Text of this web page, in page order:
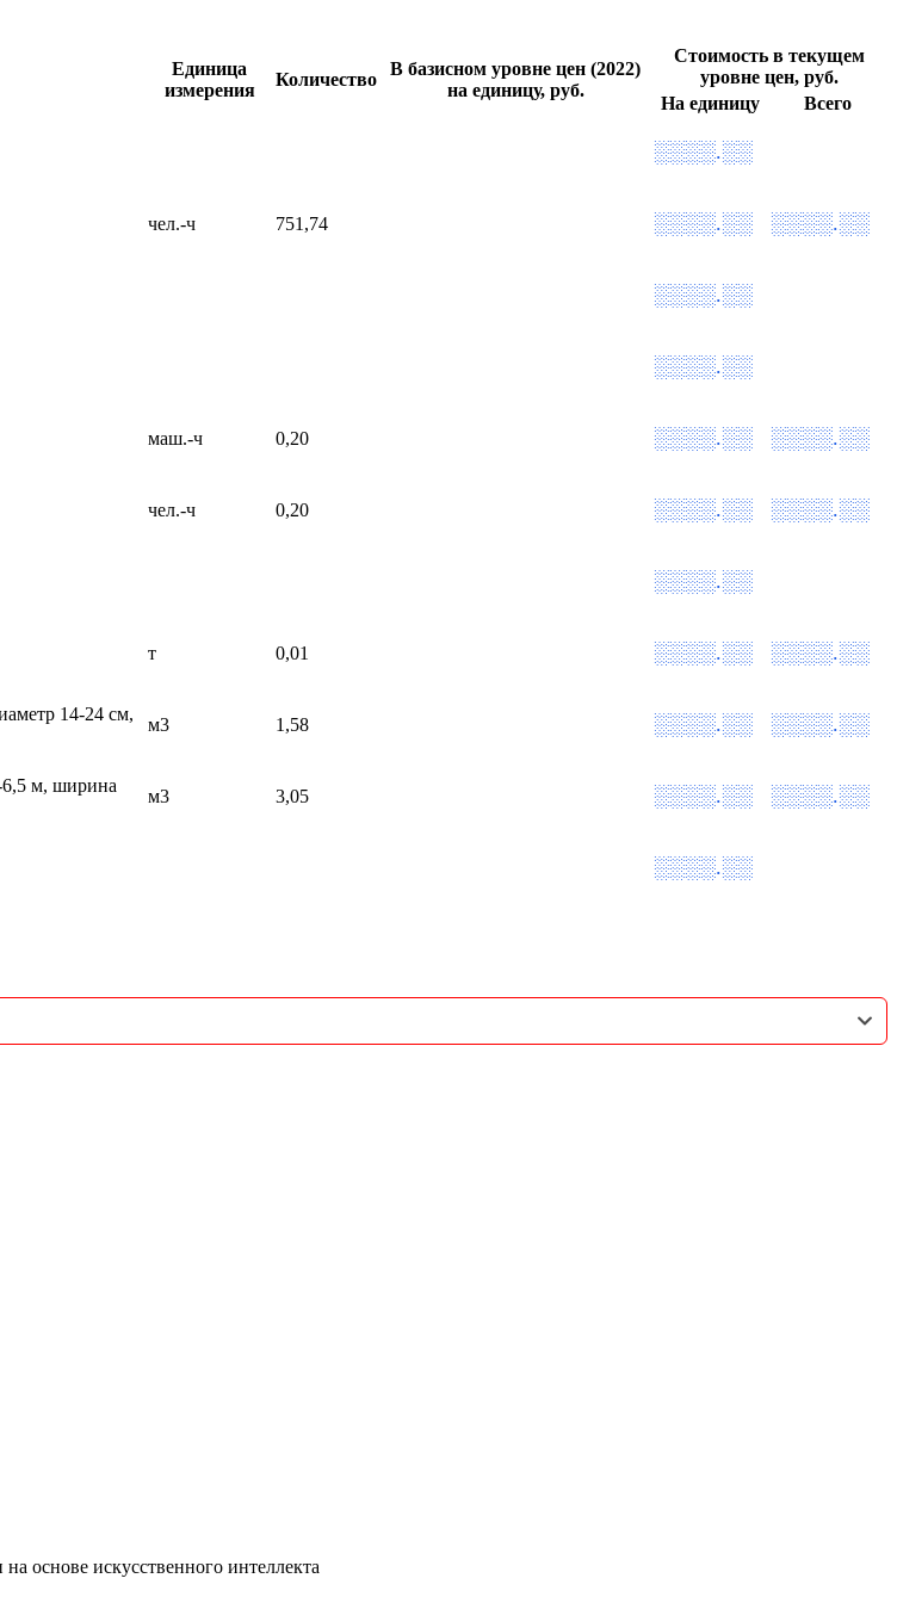
Единица
измерения
Количество
В базисном уровне цен (2022)
на единицу, руб.
Стоимость в текущем
уровне цен, руб.
На единицу
Всего
░░░░.░░
чел.-ч 751,74 ░░░░.░░ ░░░░.░░
░░░░.░░
░░░░.░░
маш.-ч 0,20 ░░░░.░░ ░░░░.░░
чел.-ч 0,20 ░░░░.░░ ░░░░.░░
░░░░.░░
т 0,01 ░░░░.░░ ░░░░.░░
14-24 см,
м3 1,58 ░░░░.░░ ░░░░.░░
6,5 м, ширина
м3 3,05 ░░░░.░░ ░░░░.░░
░░░░.░░
основе искусственного интеллекта